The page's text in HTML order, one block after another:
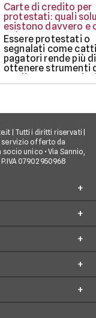
Carte di credito per
protestati: quali
esistono davvero e
può ottenere
Essere protestati o
segnalati come
pagatori rende più
ottenere strumenti
credito, ma non
restare
| Tutti i diritti riservati |
servizio offerto da
socio unico • Via Sannio,
P.IVA 07902950968